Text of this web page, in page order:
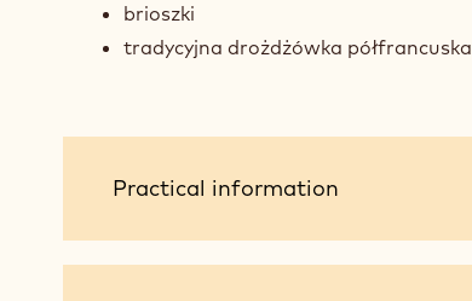
brioszki
tradycyjna drożdżówka półfrancuska
Practical
Practical information